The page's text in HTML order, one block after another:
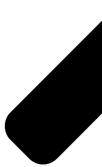
Nødvendig
Præferencer